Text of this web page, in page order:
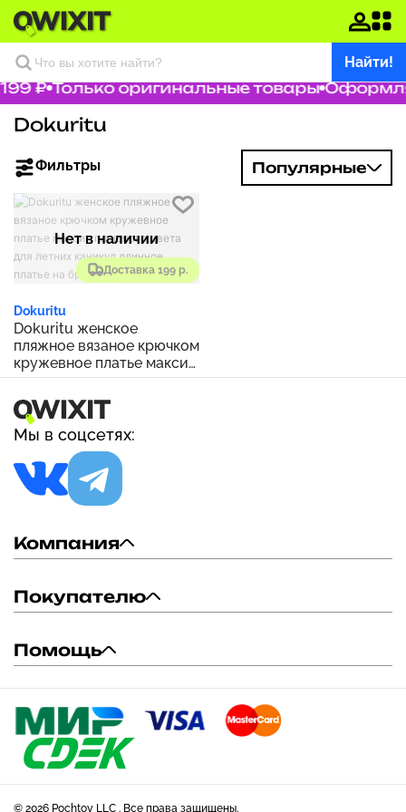
Найти!
₽ Только оригинальные товары
Dokuritu
Фильтры Популярные
Доставка 199 р.
Нет в наличии
Dokuritu
Dokuritu женское
пляжное вязаное крючком
кружевное платье макси
сплошного цвета для
летних каникул длинное
платье на бретельках
2023
Мы в соцсетях:
Компания
Покупателю
Помощь
© 2026 Pochtoy LLC . Все права защищены.